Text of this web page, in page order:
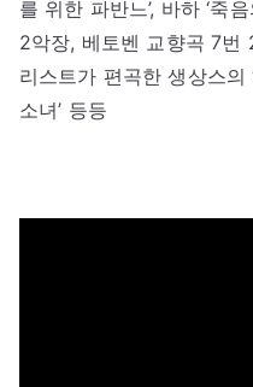
를 위한 파반느’, 바하 ‘죽
2악장, 베토벤 교향곡 7번
리스트가 편곡한 생상스의
소녀’ 등등